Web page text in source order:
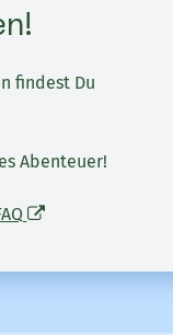
findest Du
Abenteuer!